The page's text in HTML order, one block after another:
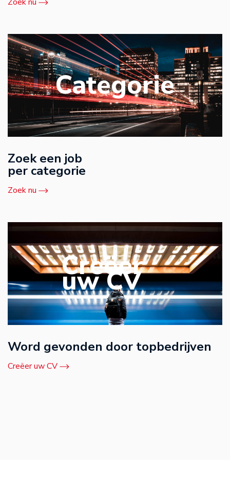
Categorie
Zoek een job
per categorie
Zoek nu
Creëer
uw CV
Word gevonden door topbedrijven
Creëer uw CV